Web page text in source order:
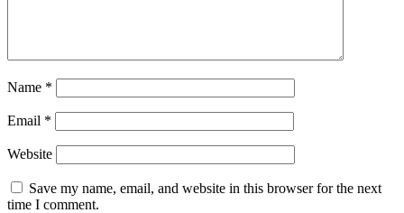
Name *
Email *
Website
Save my name, email, and website in this browser for the next
time I comment.